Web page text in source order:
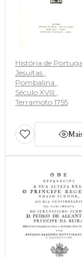
História de
Jesuítas
Pombalina
Século XVIII
Terramoto 1755